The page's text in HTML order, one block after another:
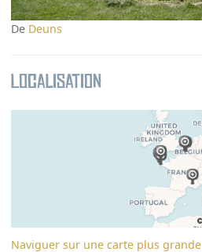
De Deuns
Localisation
Naviguer sur une carte plus grande